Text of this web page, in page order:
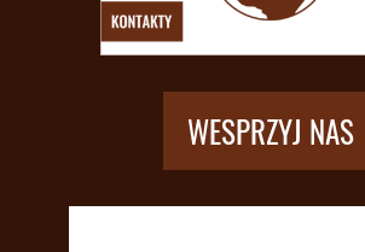
WESPRZYJ NAS